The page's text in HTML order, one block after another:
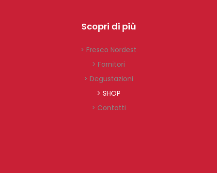
Scopri di più
> Fresco Nordest
> Fornitori
> Degustazioni
> SHOP
> Contatti